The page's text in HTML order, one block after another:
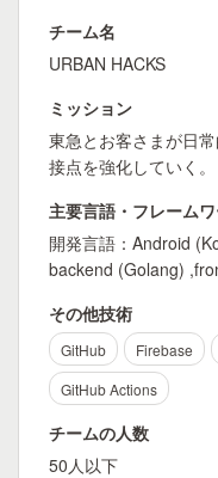
チーム名
URBAN HACKS
ミッション
東急とお客さまが日
接点を強化していく。
主要言語・フレーム
開発言語：Android
backend (Golang)
その他技術
GitHub Firebase
GitHub Actions
チームの人数
50人以下